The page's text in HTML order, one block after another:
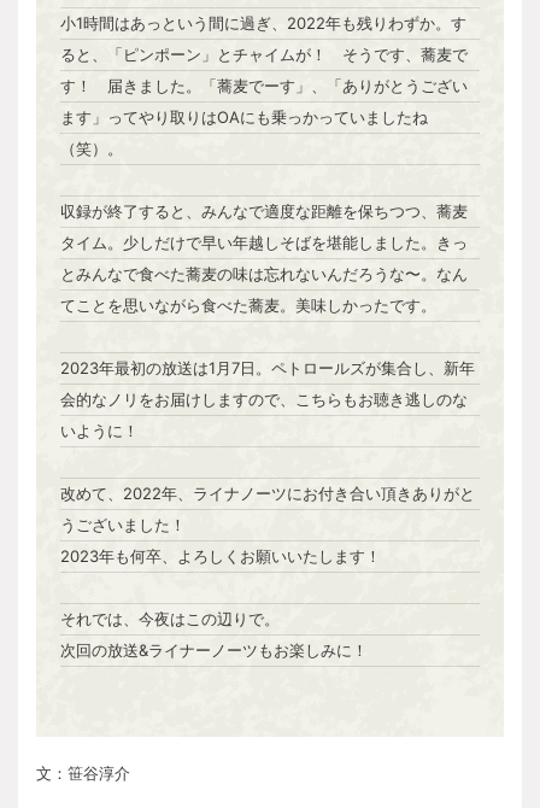
小1時間はあっという間に過ぎ、2022年も残りわずか。す
ると、「ピンポーン」とチャイムが！ そうです、蕎麦で
す！ 届きました。「蕎麦でーす」、「ありがとうござい
ます」ってやり取りはOAにも乗っかっていましたね
（笑）。
収録が終了すると、みんなで適度な距離を保ちつつ、蕎麦
タイム。少しだけで早い年越しそばを堪能しました。きっ
とみんなで食べた蕎麦の味は忘れないんだろうな〜。なん
てことを思いながら食べた蕎麦。美味しかったです。
2023年最初の放送は1月7日。ペトロールズが集合し、新年
会的なノリをお届けしますので、こちらもお聴き逃しのな
いように！
改めて、2022年、ライナノーツにお付き合い頂きありがと
うございました！
2023年も何卒、よろしくお願いいたします！
それでは、今夜はこの辺りで。
次回の放送&ライナーノーツもお楽しみに！
文：笹谷淳介